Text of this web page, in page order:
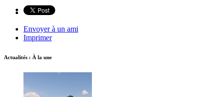
Envoyer à un ami
Imprimer
Actualités : À la une